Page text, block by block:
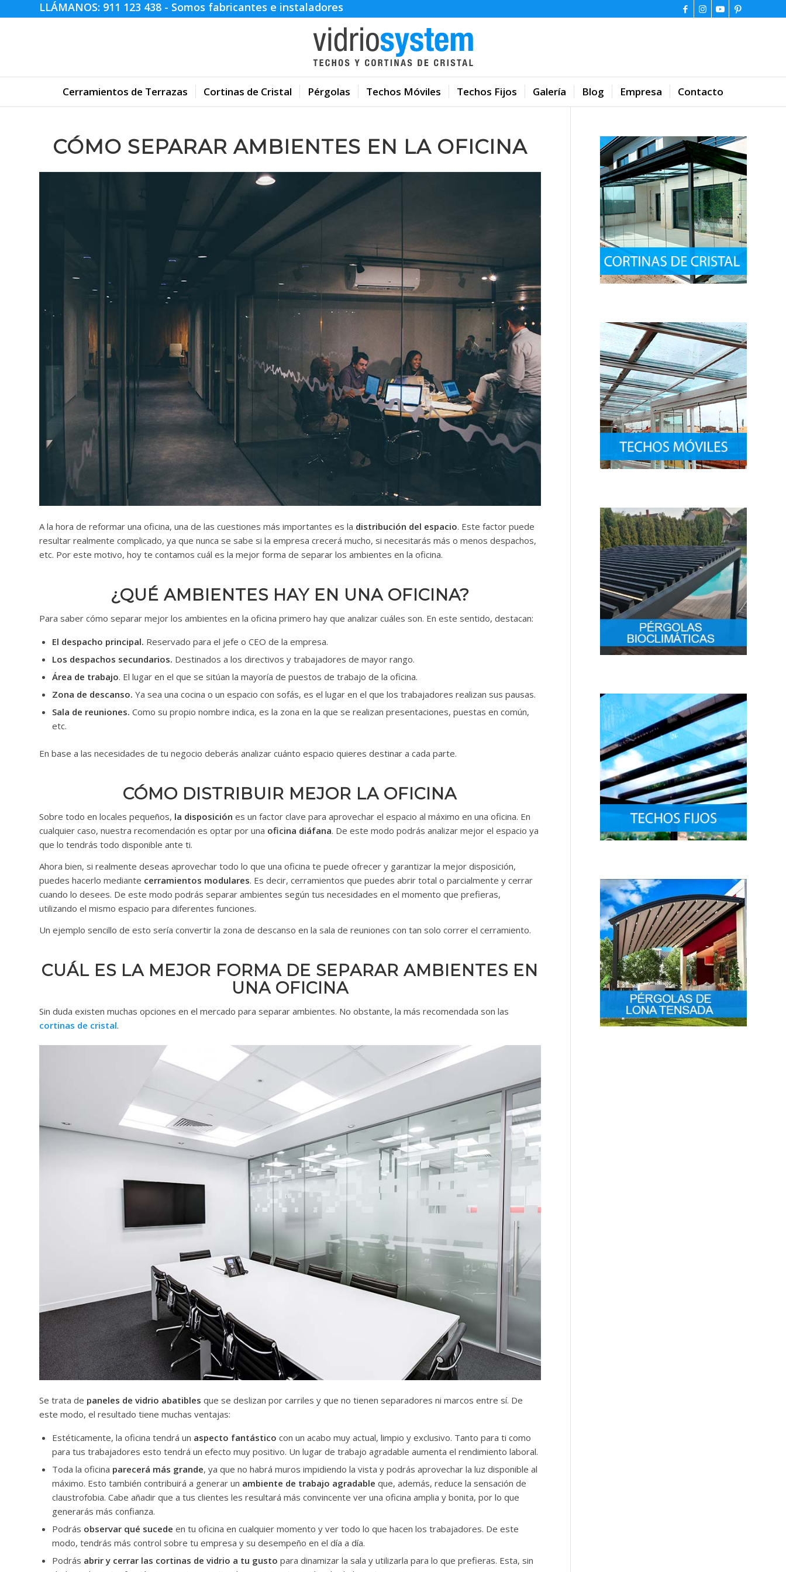
LLÁMANOS: 911 123 438 - Somos fabricantes e instaladores
Cerramientos de Terrazas Cortinas de Cristal Pérgolas Techos Móviles Techos Fijos Galería Blog Empresa Contacto
CÓMO SEPARAR AMBIENTES EN LA OFICINA
A la hora de reformar una oficina, una de las cuestiones más importantes es la distribución del espacio. Este factor puede
resultar realmente complicado, ya que nunca se sabe si la empresa crecerá mucho, si necesitarás más o menos despachos,
etc. Por este motivo, hoy te contamos cuál es la mejor forma de separar los ambientes en la oficina.
¿QUÉ AMBIENTES HAY EN UNA OFICINA?
Para saber cómo separar mejor los ambientes en la oficina primero hay que analizar cuáles son. En este sentido, destacan:
El despacho principal. Reservado para el jefe o CEO de la empresa.
Los despachos secundarios. Destinados a los directivos y trabajadores de mayor rango.
Área de trabajo. El lugar en el que se sitúan la mayoría de puestos de trabajo de la oficina.
Zona de descanso. Ya sea una cocina o un espacio con sofás, es el lugar en el que los trabajadores realizan sus pausas.
Sala de reuniones. Como su propio nombre indica, es la zona en la que se realizan presentaciones, puestas en común,
etc.
En base a las necesidades de tu negocio deberás analizar cuánto espacio quieres destinar a cada parte.
CÓMO DISTRIBUIR MEJOR LA OFICINA
Sobre todo en locales pequeños, la disposición es un factor clave para aprovechar el espacio al máximo en una oficina. En
cualquier caso, nuestra recomendación es optar por una oficina diáfana. De este modo podrás analizar mejor el espacio ya
que lo tendrás todo disponible ante ti.
Ahora bien, si realmente deseas aprovechar todo lo que una oficina te puede ofrecer y garantizar la mejor disposición,
puedes hacerlo mediante cerramientos modulares. Es decir, cerramientos que puedes abrir total o parcialmente y cerrar
cuando lo desees. De este modo podrás separar ambientes según tus necesidades en el momento que prefieras,
utilizando el mismo espacio para diferentes funciones.
Un ejemplo sencillo de esto sería convertir la zona de descanso en la sala de reuniones con tan solo correr el cerramiento.
CUÁL ES LA MEJOR FORMA DE SEPARAR AMBIENTES EN
UNA OFICINA
Sin duda existen muchas opciones en el mercado para separar ambientes. No obstante, la más recomendada son las
cortinas de cristal.
Se trata de paneles de vidrio abatibles que se deslizan por carriles y que no tienen separadores ni marcos entre sí. De
este modo, el resultado tiene muchas ventajas:
Estéticamente, la oficina tendrá un aspecto fantástico con un acabo muy actual, limpio y exclusivo. Tanto para ti como
para tus trabajadores esto tendrá un efecto muy positivo. Un lugar de trabajo agradable aumenta el rendimiento laboral.
Toda la oficina parecerá más grande, ya que no habrá muros impidiendo la vista y podrás aprovechar la luz disponible al
máximo. Esto también contribuirá a generar un ambiente de trabajo agradable que, además, reduce la sensación de
claustrofobia. Cabe añadir que a tus clientes les resultará más convincente ver una oficina amplia y bonita, por lo que
generarás más confianza.
Podrás observar qué sucede en tu oficina en cualquier momento y ver todo lo que hacen los trabajadores. De este
modo, tendrás más control sobre tu empresa y su desempeño en el día a día.
Podrás abrir y cerrar las cortinas de vidrio a tu gusto para dinamizar la sala y utilizarla para lo que prefieras. Esta, sin